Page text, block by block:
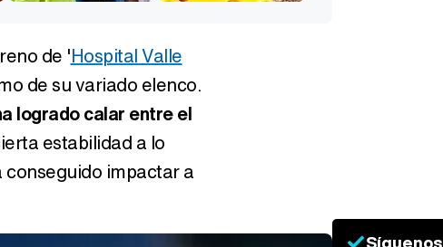
de 'Hospital Valle
de su variado elenco.
logrado calar entre el
estabilidad a lo
impactar a